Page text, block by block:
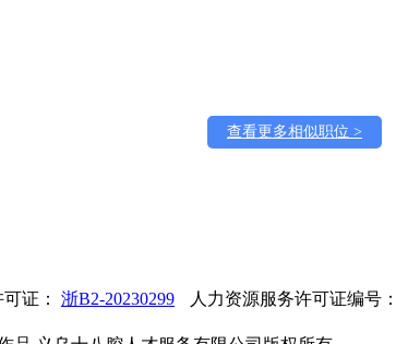
查看更多相似职位 >
证： 浙B2-20230299 人力资源服务许可证编号：